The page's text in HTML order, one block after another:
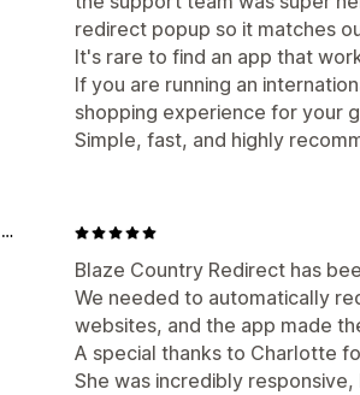
redirect popup so it matches
It's rare to find an app that
If you are running an
shopping experience for your
Simple, fast, and highly
Blaze Country Redirect has
We needed to automatically
websites, and the app made
A special thanks to Charlotte
She was incredibly
ORCA Retail by Pennel & Flipo